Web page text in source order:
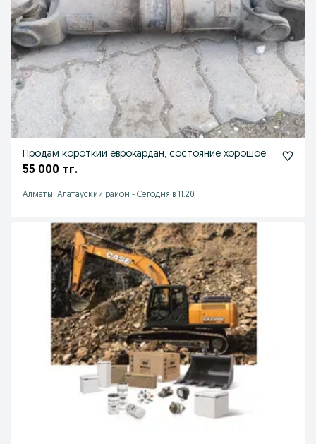
Продам короткий еврокардан, состояние хорошое
55 000 тг.
Алматы, Алатауский район - Сегодня в 11:20